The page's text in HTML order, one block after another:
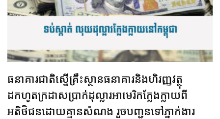
ធនាគារជាតិស្នើគ្រឹះស្ថានធនាគារនិងហិរញ្ញវត្ថុ
ដកហូតក្រដាសប្រាក់ដុល្លារអាមេរិកក្លែងក្លាយពី
អតិថិជនដោយគ្មានសំណង រួចបញ្ជូនទៅភ្នាក់ងារ